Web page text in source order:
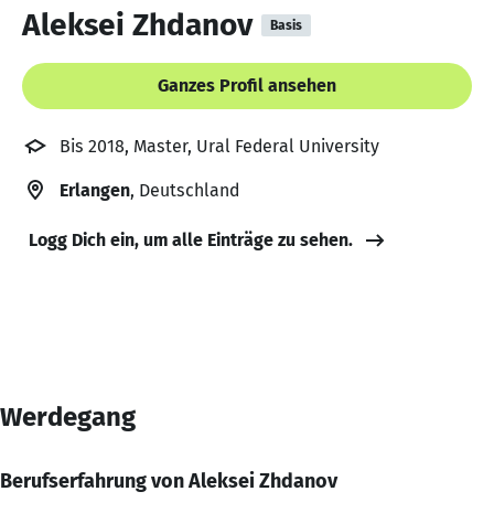
Aleksei Zhdanov Basis
Ganzes Profil ansehen
Bis 2018, Master, Ural Federal University
Erlangen, Deutschland
Logg Dich ein, um alle Einträge zu sehen.
Werdegang
Berufserfahrung von Aleksei Zhdanov